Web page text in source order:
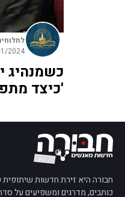
2024
כשמנהיג
'כיצד
חבורה היא זירת חדשות
כותבים, מדרגים ומשפיעים על